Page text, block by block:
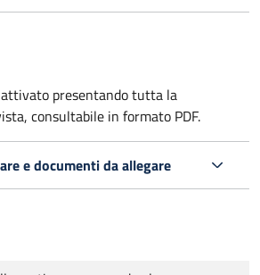
presentando tutta la
consultabile in formato PDF.
e documenti da allegare